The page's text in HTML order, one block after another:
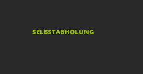
SELBSTABHOLUNG